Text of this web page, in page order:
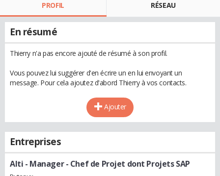
PROFIL RÉSEAU
En résumé
Thierry n'a pas encore ajouté de résumé à son profil.
Vous pouvez lui suggérer d'en écrire un en lui envoyant un
message. Pour cela ajoutez d'abord Thierry à vos contacts.
Ajouter
Entreprises
Alti - Manager - Chef de Projet dont Projets SAP